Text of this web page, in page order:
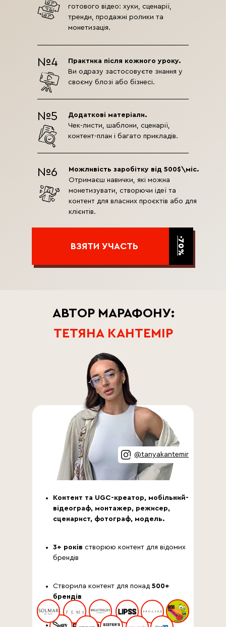
готового відео: хуки, сценарії,
тренди, продажні ролики та
монетизація.
Практика після кожного уроку.
Ви одразу застосовуєте знання у
своєму блозі або бізнесі.
№4
Можливість заробітку від 500$\міс.
Отримаєш навички, які можна
монетизувати, створючи ідеї та
контент для власних проєктів або для
клієнтів.
№6
Додаткові матеріали.
Чек-листи, шаблони, сценарії,
контент-план і багато прикладів.
№5
ВЗЯТИ УЧАСТЬ -70%
ТЕТЯНА КАНТЕМІР
Контент та UGC-креатор, мобільний-
відеограф, монтажер, режисер,
сценарист, фотограф, модель.
3+ років створюю контент для відомих
брендів
Створила контент для понад 500+
брендів
Співпрацювала з:
@tanyakantemir
АВТОР МАРАФОНУ: